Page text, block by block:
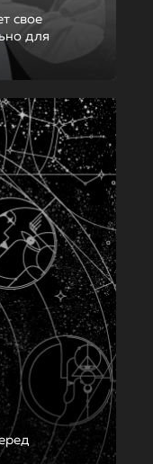
свое
для